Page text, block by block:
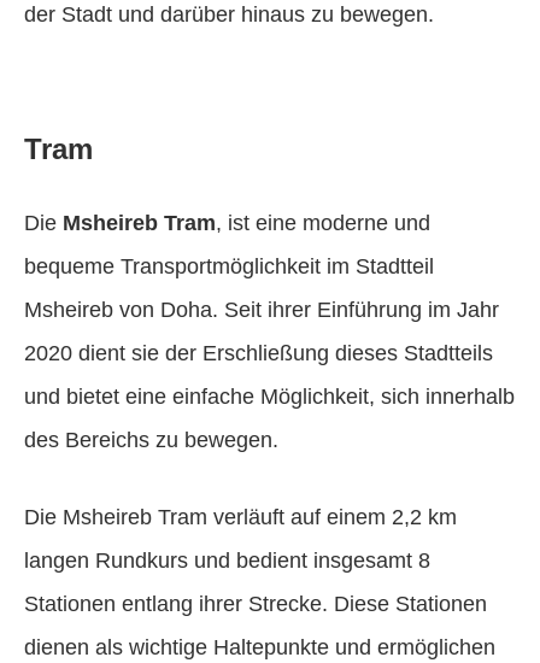
der Stadt und darüber hinaus zu bewegen.
Tram
Die Msheireb Tram, ist eine moderne und
bequeme Transportmöglichkeit im Stadtteil
Msheireb von Doha. Seit ihrer Einführung im Jahr
2020 dient sie der Erschließung dieses Stadtteils
und bietet eine einfache Möglichkeit, sich innerhalb
des Bereichs zu bewegen.
Die Msheireb Tram verläuft auf einem 2,2 km
langen Rundkurs und bedient insgesamt 8
Stationen entlang ihrer Strecke. Diese Stationen
dienen als wichtige Haltepunkte und ermöglichen